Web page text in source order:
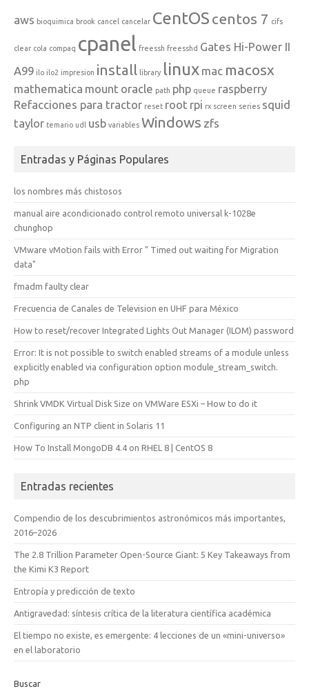
aws bioquimica brook cancel cancelar CentOS centos 7 cifs
clear cola compaq cpanel freessh freesshd Gates Hi-Power II
A99 ilo ilo2 impresion install library linux mac macosx
mathematica mount oracle path php queue raspberry
Refacciones para tractor reset root rpi rx screen series squid
taylor temario udl usb variables Windows zfs
Entradas y Páginas Populares
los nombres más chistosos
manual aire acondicionado control remoto universal k-1028e
chunghop
VMware vMotion fails with Error " Timed out waiting for Migration
data"
fmadm faulty clear
Frecuencia de Canales de Television en UHF para México
How to reset/recover Integrated Lights Out Manager (ILOM) password
Error: It is not possible to switch enabled streams of a module unless
explicitly enabled via configuration option module_stream_switch.
php
Shrink VMDK Virtual Disk Size on VMWare ESXi – How to do it
Configuring an NTP client in Solaris 11
How To Install MongoDB 4.4 on RHEL 8 | CentOS 8
Entradas recientes
Compendio de los descubrimientos astronómicos más importantes,
2016–2026
The 2.8 Trillion Parameter Open-Source Giant: 5 Key Takeaways from
the Kimi K3 Report
Entropía y predicción de texto
Antigravedad: síntesis crítica de la literatura científica académica
El tiempo no existe, es emergente: 4 lecciones de un «mini-universo»
en el laboratorio
Buscar